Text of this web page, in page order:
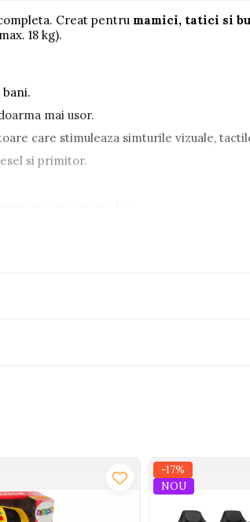
Creat pentru mamici, tatici si
18 kg).
mai usor.
care stimuleaza simturile vizuale,
si primitor.
-17%
NOU